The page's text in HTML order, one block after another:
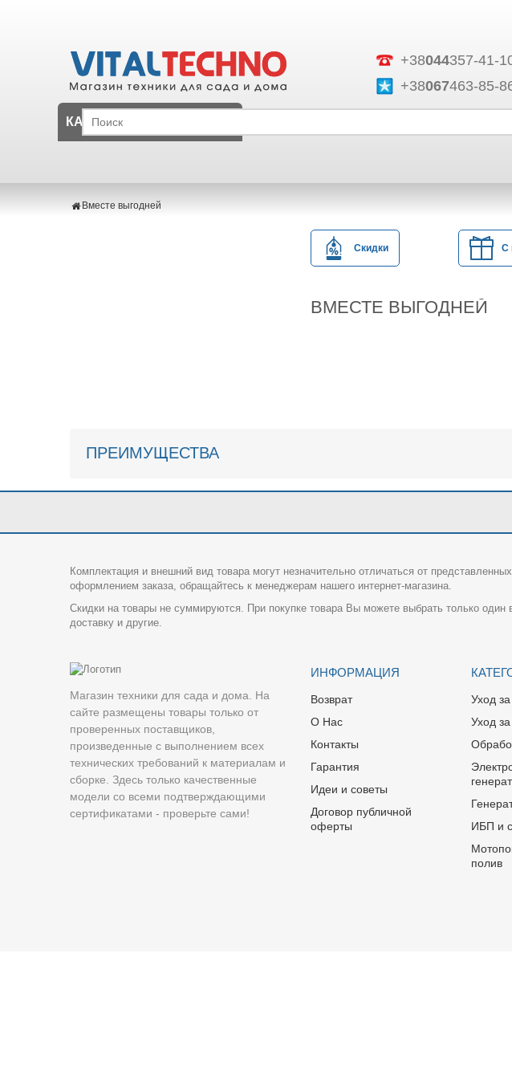
+38044357-41-
+38067463-85-
КАТАЛОГ
Вместе выгодней
Скидки С
ВМЕСТЕ ВЫГОДНЕЙ
ПРЕИМУЩЕСТВА
Комплектация и внешний вид товара могут незначительно отличаться от
оформлением заказа, обращайтесь к менеджерам нашего интернет-магазина.
Скидки на товары не суммируются. При покупке товара Вы можете выбрать только один
доставку и другие.
Магазин техники для сада и дома. На
сайте размещены товары только от
проверенных поставщиков,
произведенные с выполнением всех
технических требований к материалам и
сборке. Здесь только качественные
модели со всеми подтверждающими
сертификатами - проверьте сами!
ИНФОРМАЦИЯ
Возврат
О Нас
Контакты
Гарантия
Идеи и советы
Договор публичной
оферты
Уход
Уход
ИБП и
полив